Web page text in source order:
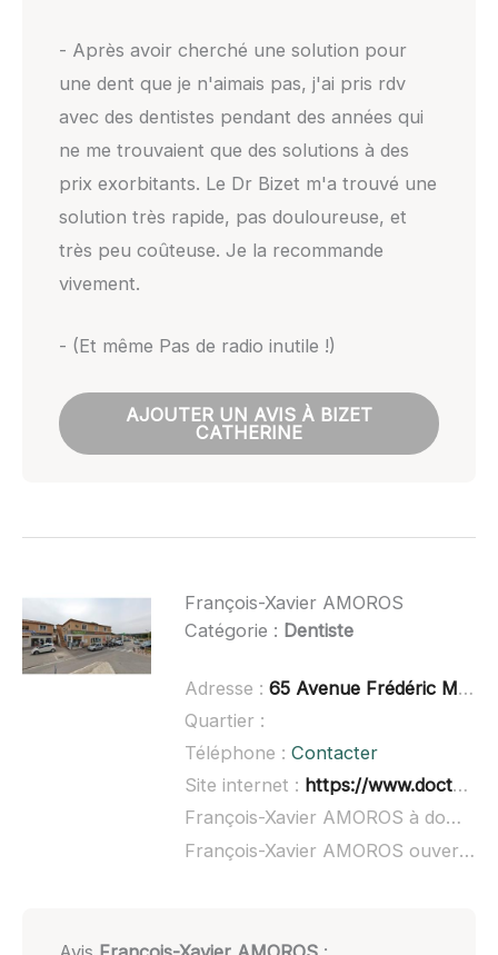
- Après avoir cherché une solution pour
une dent que je n'aimais pas, j'ai pris rdv
avec des dentistes pendant des années qui
ne me trouvaient que des solutions à des
prix exorbitants. Le Dr Bizet m'a trouvé une
solution très rapide, pas douloureuse, et
très peu coûteuse. Je la recommande
vivement.
- (Et même Pas de radio inutile !)
AJOUTER UN AVIS À BIZET
CATHERINE
François-Xavier AMOROS
Catégorie : Dentiste
Adresse : 65 Avenue Frédéric Mistral, 13820 Ensuès-la-Redonne
Quartier :
Téléphone : Contacter
Site internet : https://www.doctolib.fr/dentiste/ensues-la-redonne/francois-xavier-amoros
François-Xavier AMOROS à domicile :
François-Xavier AMOROS ouvert dimanche :